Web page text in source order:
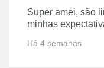
Super amei, são
minhas
Há 4 semanas